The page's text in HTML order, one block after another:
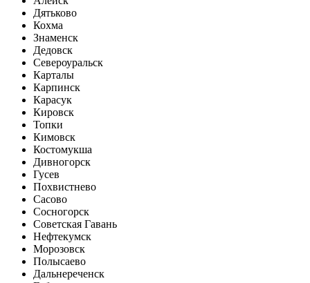
Дятьково
Кохма
Знаменск
Дедовск
Североуральск
Карталы
Карпинск
Карасук
Кировск
Топки
Кимовск
Костомукша
Дивногорск
Гусев
Похвистнево
Сасово
Сосногорск
Советская Гавань
Нефтекумск
Морозовск
Полысаево
Дальнереченск